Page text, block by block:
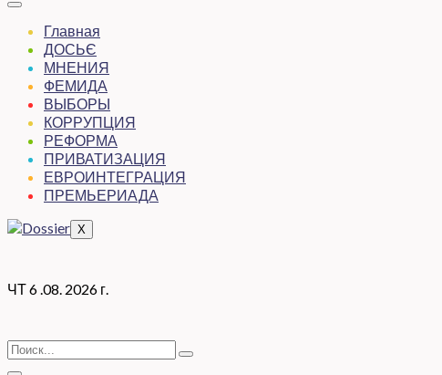
Главная
ДОСЬЄ
МНЕНИЯ
ФЕМИДА
ВЫБОРЫ
КОРРУПЦИЯ
РЕФОРМА
ПРИВАТИЗАЦИЯ
ЕВРОИНТЕГРАЦИЯ
ПРЕМЬЕРИАДА
X
ЧТ 6 .08. 2026 г.